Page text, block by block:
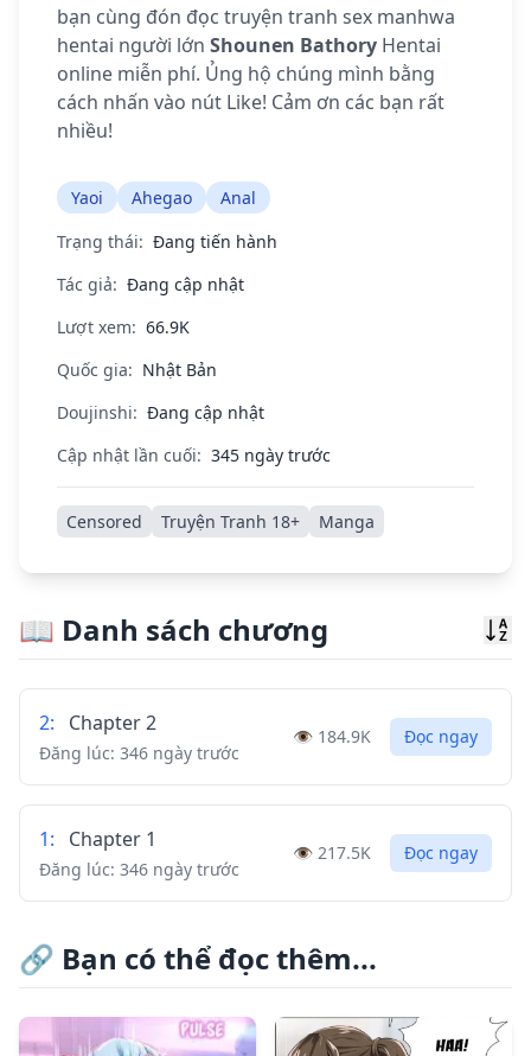
bạn cùng đón đọc truyện tranh sex manhwa
hentai người lớn Shounen Bathory Hentai
online miễn phí. Ủng hộ chúng mình bằng
cách nhấn vào nút Like! Cảm ơn các bạn rất
nhiều!
Yaoi Ahegao
Anal
Trạng thái: Đang tiến hành
Tác giả: Đang cập nhật
Lượt xem: 66.9K
Quốc gia: Nhật Bản
Doujinshi: Đang cập nhật
Cập nhật lần cuối: 345 ngày trước
Censored Truyện Tranh 18+ Manga
📖 Danh sách chương
2: Chapter 2
Đăng lúc: 346 ngày trước
👁️ 184.9K Đọc ngay
1: Chapter 1
Đăng lúc: 346 ngày trước
👁️ 217.5K Đọc ngay
🔗 Bạn có thể đọc thêm...